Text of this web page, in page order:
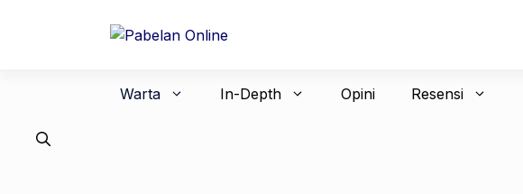
Warta In-Depth Opini Resensi